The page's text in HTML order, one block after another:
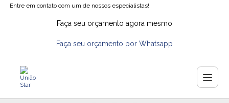
Entre em contato com um de nossos especialistas!
Faça seu orçamento agora mesmo
Faça seu orçamento por Whatsapp